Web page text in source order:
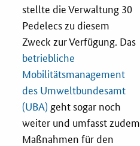
stellte die Verwaltung 30
Pedelecs zu diesem
Zweck zur Verfügung. Das
betriebliche
Mobilitätsmanagement
des Umweltbundesamt
(UBA) geht sogar noch
weiter und umfasst zudem
Maßnahmen für den